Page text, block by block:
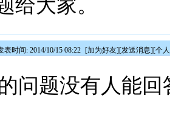
给大家。
表时间: 2014/10/15 08:22 [加为好友][发送消息][个
问题没有人能回